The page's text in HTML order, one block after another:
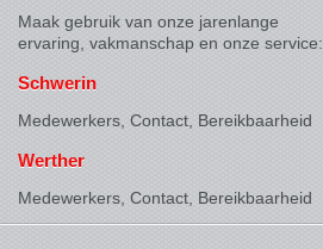
Maak gebruik van onze jarenlange
ervaring, vakmanschap en onze service:
Schwerin
Medewerkers, Contact, Bereikbaarheid
Werther
Medewerkers, Contact, Bereikbaarheid